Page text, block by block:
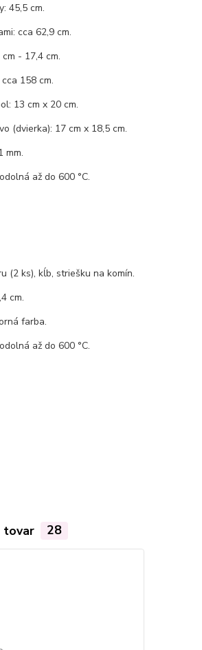
45,5 cm.
cca 62,9 cm.
- 17,4 cm.
158 cm.
13 cm x 20 cm.
(dvierka): 17 cm x 18,5 cm.
mm.
až do 600 °C.
(2 ks), kĺb, striešku na komín.
cm.
farba.
až do 600 °C.
tovar 28